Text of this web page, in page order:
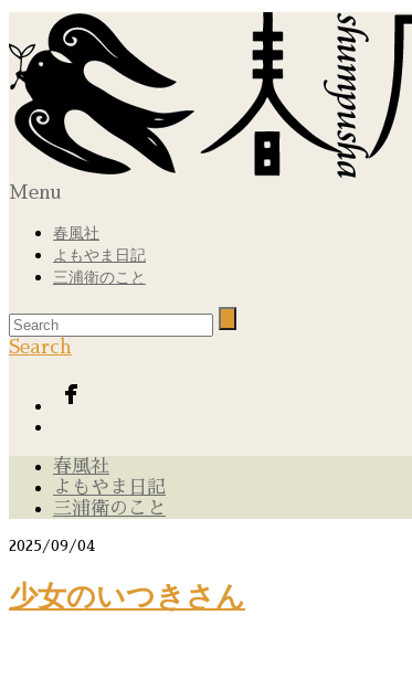
Menu
春風社
よもやま日記
三浦衛のこと
Search
春風社
よもやま日記
三浦衛のこと
2025/09/04
少女のいつきさん